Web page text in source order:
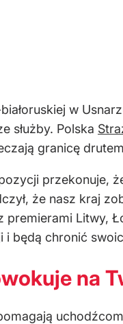
w
służby. Polska
granicę
przekonuje,
że nasz kraj
premierami Litwy,
i będą chronić
na